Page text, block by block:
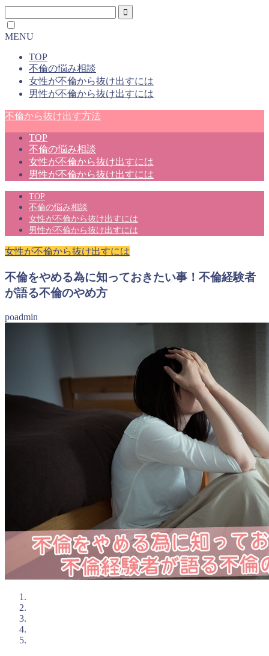
MENU
TOP
不倫の悩み相談
女性が不倫から抜け出すには
男性が不倫から抜け出すには
不倫から抜け出す方法
TOP
不倫の悩み相談
女性が不倫から抜け出すには
男性が不倫から抜け出すには
TOP
不倫の悩み相談
女性が不倫から抜け出すには
男性が不倫から抜け出すには
女性が不倫から抜け出すには
不倫をやめる為に知っておきたい事！不倫経験者
が語る不倫のやめ方
poadmin